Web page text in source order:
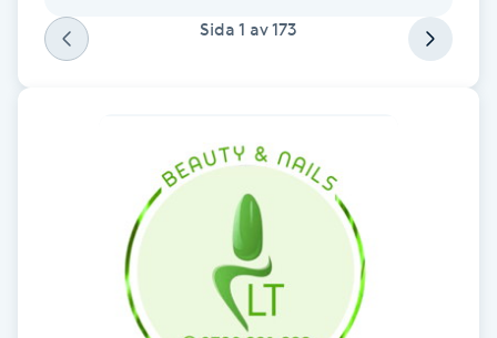
Fransfärgning
Fransförlängning
Fransförlängning Megavolym
Fransförlängning Volym
Fransk manikyr
Sida 1 av173